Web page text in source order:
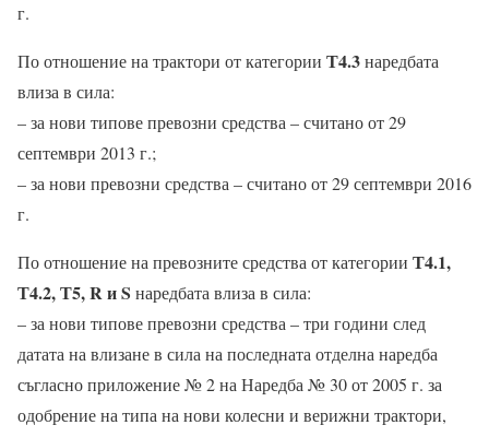
г.
По отношение на трактори от категории Т4.3наредбата
влиза в сила:
– за нови типове превозни средства – считано от 29
септември 2013 г.;
– за нови превозни средства – считано от 29 септември 2016
г.
По отношение на превозните средства от категории Т4.1,
Т4.2, Т5, R и S наредбата влиза в сила:
– за нови типове превозни средства – три години след
датата на влизане в сила на последната отделна наредба
съгласно приложение № 2 на Наредба № 30 от 2005 г. за
одобрение на типа на нови колесни и верижни трактори,